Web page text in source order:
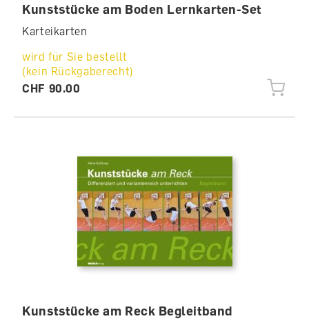
Kunststücke am Boden Lernkarten-Set
Karteikarten
wird für Sie bestellt
(kein Rückgaberecht)
CHF 90.00
Kunststücke am Reck Begleitband